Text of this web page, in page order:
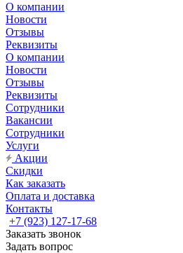
О компании
Новости
Отзывы
Реквизиты
О компании
Новости
Отзывы
Реквизиты
Сотрудники
Вакансии
Сотрудники
Услуги
Акции
Скидки
Как заказать
Оплата и доставка
Контакты
+7 (923) 127-17-68
Заказать звонок
Задать вопрос